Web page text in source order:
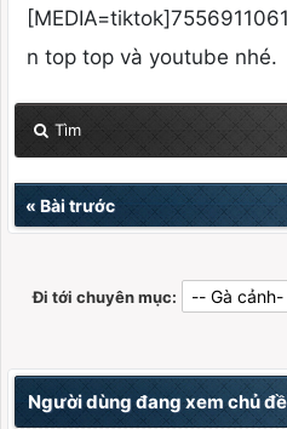
n top top và youtube nhé.
Tìm
« Bài trước
Đi tới chuyên mục:
Người dùng đang xem chủ